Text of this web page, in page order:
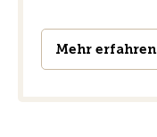
Mehr erfahren